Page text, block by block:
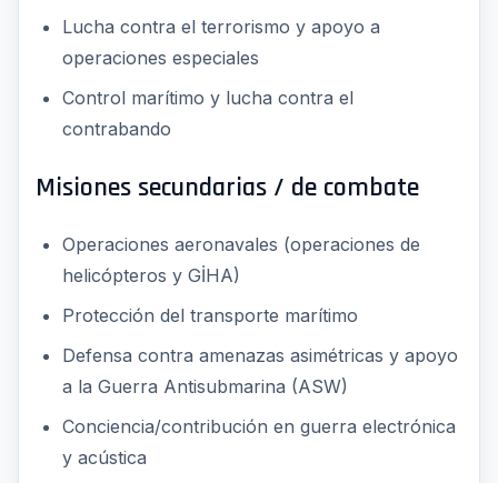
Lucha contra el terrorismo y apoyo a
operaciones especiales
Control marítimo y lucha contra el
contrabando
Misiones secundarias / de combate
Operaciones aeronavales (operaciones de
helicópteros y GİHA)
Protección del transporte marítimo
Defensa contra amenazas asimétricas y apoyo
a la Guerra Antisubmarina (ASW)
Conciencia/contribución en guerra electrónica
y acústica